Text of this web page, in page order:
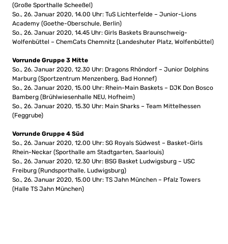
(Große Sporthalle Scheeßel)
So., 26. Januar 2020, 14.00 Uhr: TuS Lichterfelde – Junior-Lions
Academy (Goethe-Oberschule, Berlin)
So., 26. Januar 2020, 14.45 Uhr: Girls Baskets Braunschweig-
Wolfenbüttel – ChemCats Chemnitz (Landeshuter Platz, Wolfenbüttel)
Vorrunde Gruppe 3 Mitte
So., 26. Januar 2020, 12.30 Uhr: Dragons Rhöndorf – Junior Dolphins
Marburg (Sportzentrum Menzenberg, Bad Honnef)
So., 26. Januar 2020, 15.00 Uhr: Rhein-Main Baskets – DJK Don Bosco
Bamberg (Brühlwiesenhalle NEU, Hofheim)
So., 26. Januar 2020, 15.30 Uhr: Main Sharks – Team Mittelhessen
(Feggrube)
Vorrunde Gruppe 4 Süd
So., 26. Januar 2020, 12.00 Uhr: SG Royals Südwest – Basket-Girls
Rhein-Neckar (Sporthalle am Stadtgarten, Saarlouis)
So., 26. Januar 2020, 12.30 Uhr: BSG Basket Ludwigsburg – USC
Freiburg (Rundsporthalle, Ludwigsburg)
So., 26. Januar 2020, 15.00 Uhr: TS Jahn München – Pfalz Towers
(Halle TS Jahn München)